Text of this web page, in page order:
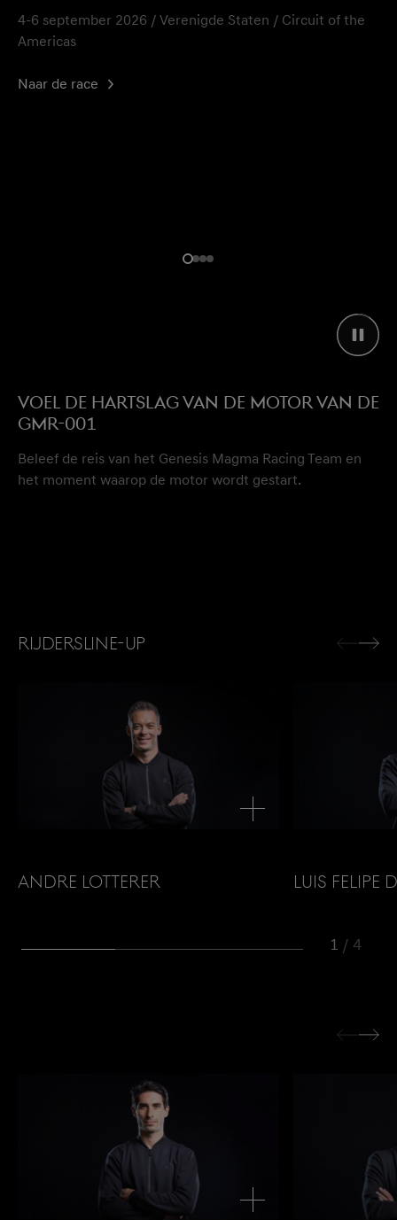
4-6 september 2026 / Verenigde Staten / Circuit of the
Americas
Naar de race
Voel de hartslag van de motor van de
GMR-001
Beleef de reis van het Genesis Magma Racing Team en
het moment waarop de motor wordt gestart.
Rijdersline-up
Andre Lotterer Luis Felipe
1/4